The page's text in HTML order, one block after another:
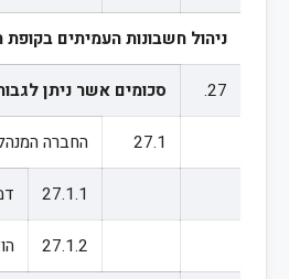
ניהול חשבונות העמיתים
27. סכומים אשר ניתן
27.1 החברה
27.1.1
27.1.2